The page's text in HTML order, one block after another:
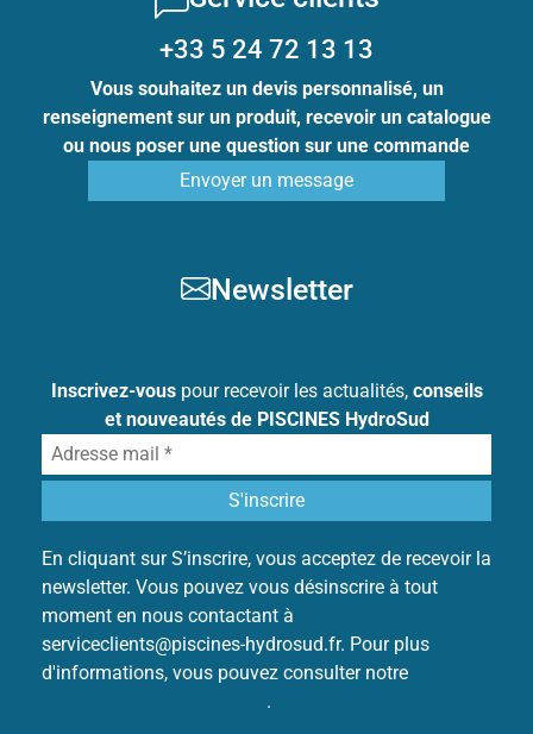
+33 5 24 72 13 13
Vous souhaitez un devis personnalisé, un
renseignement sur un produit, recevoir un catalogue
ou nous poser une question sur une commande
Envoyer un message
Newsletter
Inscrivez-vouspour recevoir les actualités, conseils
et nouveautés de PISCINES HydroSud
En cliquant sur S’inscrire, vous acceptez de recevoir la
newsletter. Vous pouvez vous désinscrire à tout
moment en nous contactant à
serviceclients@piscines-hydrosud.fr. Pour plus
d'informations, vous pouvez consulter notre
.